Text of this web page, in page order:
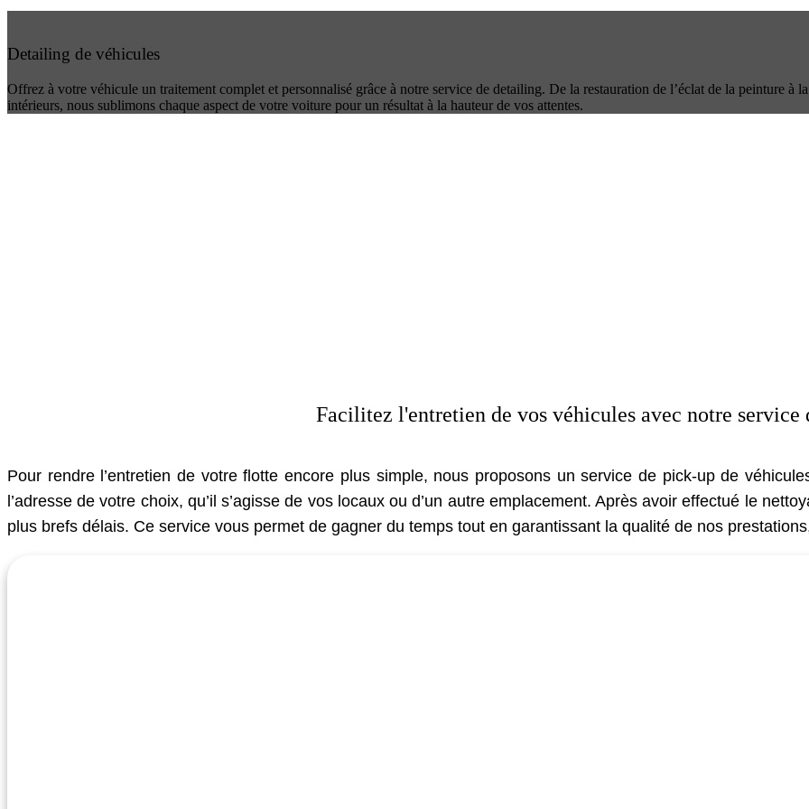
Detailing de véhicules
Offrez à votre véhicule un traitement complet et personnalisé grâce à notre service de detailing. De la restauration de l’éclat de la peinture à
intérieurs, nous sublimons chaque aspect de votre voiture pour un résultat à la hauteur de vos attentes.
Facilitez l'entretien de vos véhicules avec notre service
Pour rendre l’entretien de votre flotte encore plus simple, nous proposons un service de pick-up de
l’adresse de votre choix, qu’il s’agisse de vos locaux ou d’un autre emplacement. Après avoir effectué le
plus brefs délais. Ce service vous permet de gagner du temps tout en garantissant la qualité de nos